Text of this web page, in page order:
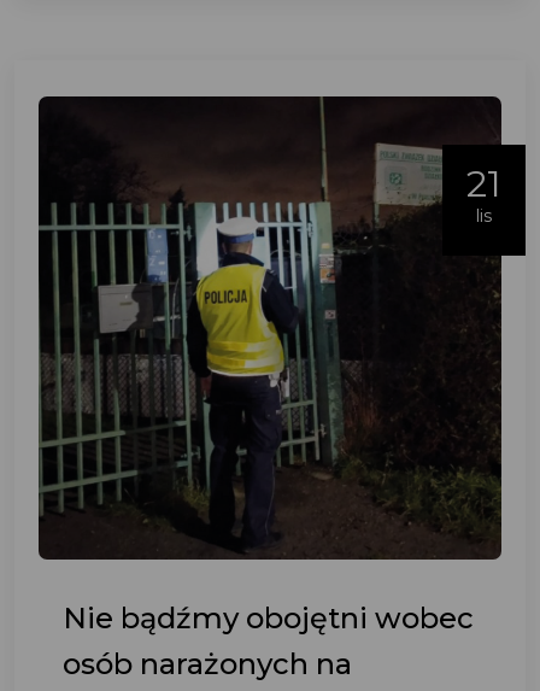
21
lis
Nie bądźmy obojętni wobec
osób narażonych na